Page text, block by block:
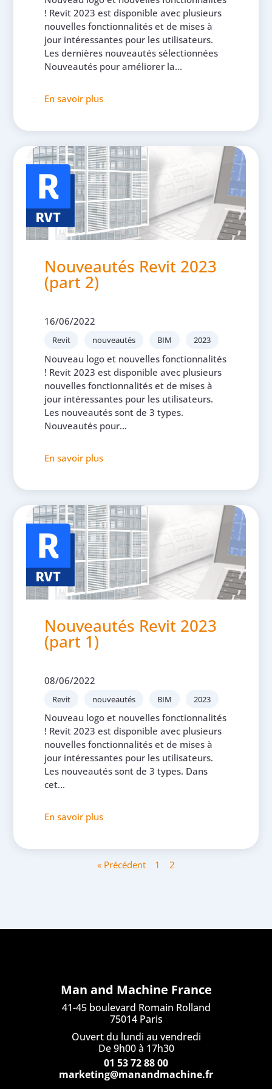
! Revit 2023 est disponible avec plusieurs
nouvelles fonctionnalités et de mises à
jour intéressantes pour les utilisateurs.
Les dernières nouveautés sélectionnées
Nouveautés pour améliorer la...
En savoir plus
Nouveautés Revit 2023
(part 2)
16/06/2022
Revit nouveautés BIM 2023
Nouveau logo et nouvelles fonctionnalités
! Revit 2023 est disponible avec plusieurs
nouvelles fonctionnalités et de mises à
jour intéressantes pour les utilisateurs.
Les nouveautés sont de 3 types.
Nouveautés pour...
En savoir plus
Nouveautés Revit 2023
(part 1)
08/06/2022
Revit nouveautés BIM 2023
Nouveau logo et nouvelles fonctionnalités
! Revit 2023 est disponible avec plusieurs
nouvelles fonctionnalités et de mises à
jour intéressantes pour les utilisateurs.
Les nouveautés sont de 3 types. Dans
cet...
En savoir plus
« Précédent 1 2
Man and Machine France
41-45 boulevard Romain Rolland
75014 Paris
Ouvert du lundi au vendredi
De 9h00 à 17h30
01 53 72 88 00
marketing@manandmachine.fr